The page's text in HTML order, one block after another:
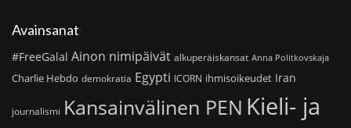
Avainsanat
#FreeGalal Ainon nimipäivät alkuperäiskansat Anna Politkovskaja
Charlie Hebdo demokratia Egypti ICORN ihmisoikeudet Iran
journalismi Kansainvälinen PEN Kieli- ja